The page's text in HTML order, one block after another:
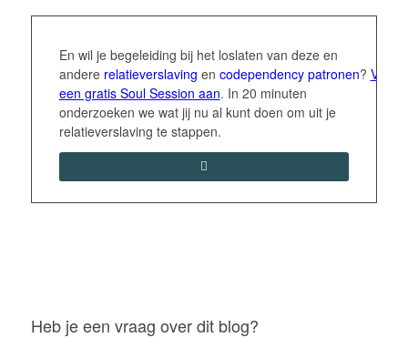
En wil je begeleiding bij het loslaten van deze en
andere relatieverslaving en codependency patronen? Vraag
een gratis Soul Session aan. In 20 minuten
onderzoeken we wat jij nu al kunt doen om uit je
relatieverslaving te stappen.
Heb je een vraag over dit blog?